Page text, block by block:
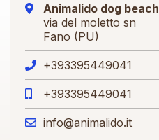
Animalido dog beach
via del moletto sn
Fano (PU)
+393395449041
+393395449041
info@animalido.it